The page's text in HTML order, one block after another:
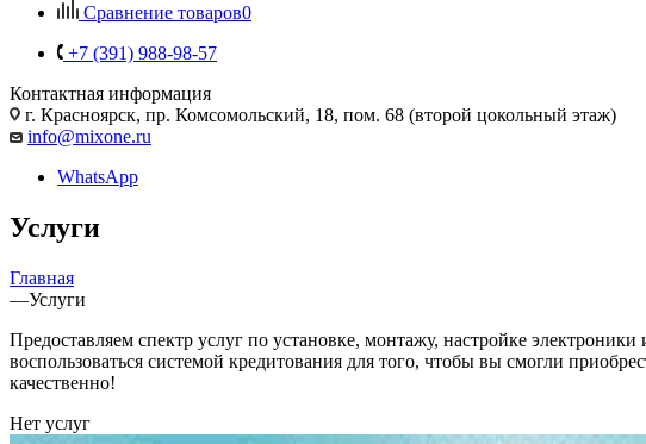
Сравнение товаров0
+7 (391) 988-98-57
Контактная информация
г. Красноярск, пр. Комсомольский, 18, пом. 68 (второй цокольный этаж)
info@mixone.ru
WhatsApp
Услуги
Главная
—Услуги
Предоставляем спектр услуг по установке, монтажу, настройке
воспользоваться системой кредитования для того, чтобы вы смогли
качественно!
Нет услуг